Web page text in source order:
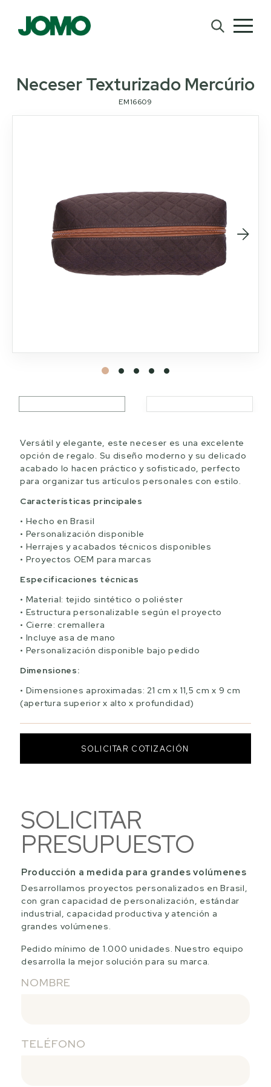
Neceser Texturizado Mercúrio
EM16609
Versátil y elegante, este neceser es una excelente
opción de regalo. Su diseño moderno y su delicado
acabado lo hacen práctico y sofisticado, perfecto
para organizar tus artículos personales con estilo.
Características principales
Hecho en Brasil
Personalización disponible
Herrajes y acabados técnicos disponibles
Proyectos OEM para marcas
Especificaciones técnicas
Material: tejido sintético o poliéster
Estructura personalizable según el proyecto
Cierre: cremallera
Incluye asa de mano
Personalización disponible bajo pedido
Dimensiones:
Dimensiones aproximadas: 21 cm x 11,5 cm x 9 cm
(apertura superior x alto x profundidad)
SOLICITAR COTIZACIÓN
SOLICITAR
PRESUPUESTO
Producción a medida para grandes volúmenes
Desarrollamos proyectos personalizados en Brasil,
con gran capacidad de personalización, estándar
industrial, capacidad productiva y atención a
grandes volúmenes.
Pedido mínimo de 1.000 unidades. Nuestro equipo
desarrolla la mejor solución para su marca.
NOMBRE
TELÉFONO